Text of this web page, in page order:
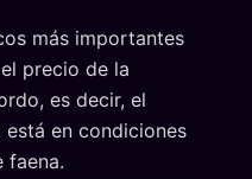
más importantes
precio de la
es decir, el
en condiciones
faena.